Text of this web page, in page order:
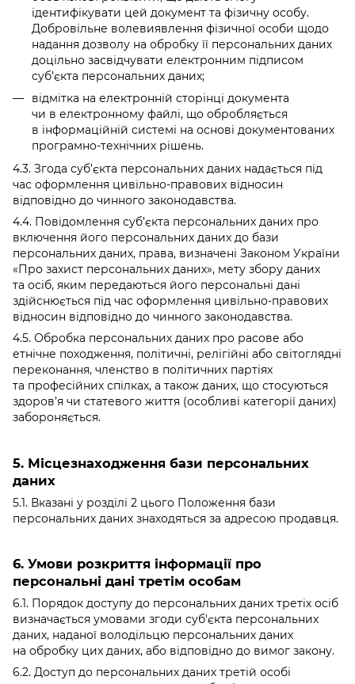
ідентифікувати цей документ та фізичну особу.
Добровільне волевиявлення фізичної особи щодо
надання дозволу на обробку її персональних даних
доцільно засвідчувати електронним підписом
суб’єкта персональних даних;
відмітка на електронній сторінці документа
чи в електронному файлі, що обробляється
в інформаційній системі на основі документованих
програмно-технічних рішень.
4.3. Згода суб’єкта персональних даних надається під
час оформлення цивільно-правових відносин
відповідно до чинного законодавства.
4.4. Повідомлення суб’єкта персональних даних про
включення його персональних даних до бази
персональних даних, права, визначені Законом України
«Про захист персональних даних», мету збору даних
та осіб, яким передаються його персональні дані
здійснюється під час оформлення цивільно-правових
відносин відповідно до чинного законодавства.
4.5. Обробка персональних даних про расове або
етнічне походження, політичні, релігійні або світоглядні
переконання, членство в політичних партіях
та професійних спілках, а також даних, що стосуються
здоров’я чи статевого життя (особливі категорії даних)
забороняється.
5. Місцезнаходження бази персональних
даних
5.1. Вказані у розділі 2 цього Положення бази
персональних даних знаходяться за адресою продавця.
6. Умови розкриття інформації про
персональні дані третім особам
6.1. Порядок доступу до персональних даних третіх осіб
визначається умовами згоди суб'єкта персональних
даних, наданої володільцю персональних даних
на обробку цих даних, або відповідно до вимог закону.
6.2. Доступ до персональних даних третій особі